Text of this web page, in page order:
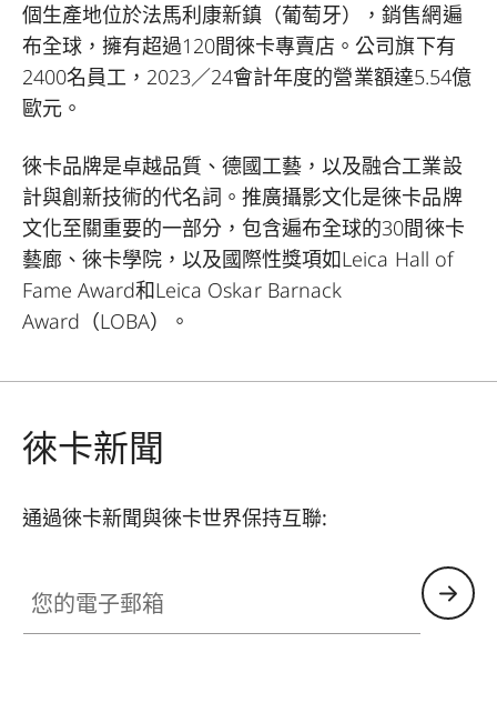
個生產地位於法馬利康新鎮（葡萄牙），銷售網遍
布全球，擁有超過120間徠卡專賣店。公司旗下有
2400名員工，2023／24會計年度的營業額達5.54億
歐元。
徠卡品牌是卓越品質、德國工藝，以及融合工業設
計與創新技術的代名詞。推廣攝影文化是徠卡品牌
文化至關重要的一部分，包含遍布全球的30間徠卡
藝廊、徠卡學院，以及國際性獎項如Leica Hall of
Fame Award和Leica Oskar Barnack
Award（LOBA）。
徠卡新聞
通過徠卡新聞與徠卡世界保持互聯: